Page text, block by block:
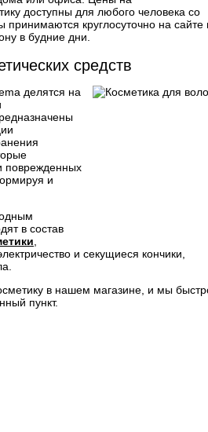
доступны для любого человека со
принимаются круглосуточно на сайте
в будние дни.
средств
делятся на
поврежденных
и
в состав
и секущиеся кончики,
в нашем магазине, и мы
пункт.